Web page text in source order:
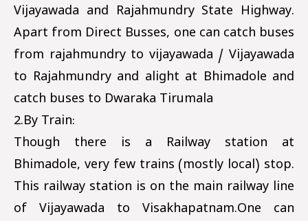
Vijayawada and Rajahmundry State Highway.
Apart from Direct Busses, one can catch buses
from rajahmundry to vijayawada / Vijayawada
to Rajahmundry and alight at Bhimadole and
catch buses to Dwaraka Tirumala
2.By Train:
Though there is a Railway station at
Bhimadole, very few trains (mostly local) stop.
This railway station is on the main railway line
of Vijayawada to Visakhapatnam.One can